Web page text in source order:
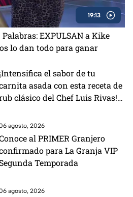
19:13
EXPULSAN a Kike
lo dan todo para ganar
¡Intensifica el sabor de tu
asada con esta receta de
clásico del Chef Luis Rivas!
agosto, 2026
al PRIMER Granjero
para La Granja VIP
Temporada
agosto, 2026